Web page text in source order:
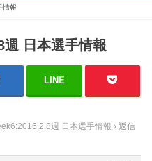
情報
日本選手情報
LINE
週 日本選手情報 › 返信